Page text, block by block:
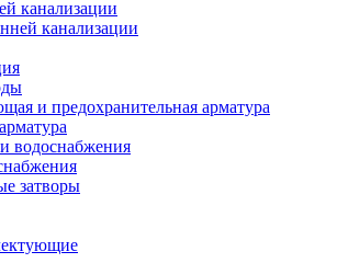
канализации
канализации
и предохранительная арматура
водоснабжения
затворы